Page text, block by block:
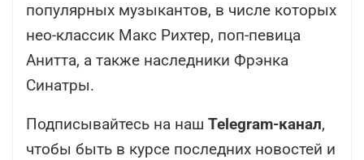
популярных музыкантов, в числе которых
нео-классик Макс Рихтер, поп-певица
Анитта, а также наследники Фрэнка
Синатры.
Подписывайтесь на наш Telegram-канал,
чтобы быть в курсе последних новостей и